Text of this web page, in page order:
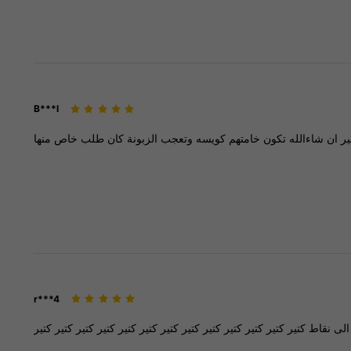
B***l
ان شاءالله تكون خامتهم كويسه وتعجب الزبونة كان طلب خاص منها
r***4
الى نقاط كتير كتير كتير كتير كتير كتير كتير كتير كتير كتير كتير كتير كتير